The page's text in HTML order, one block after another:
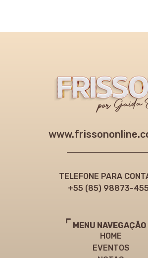
TELEFONE PARA
+55 (85) 98873-
MENU NAVEGAÇÃO
HOME
EVENTOS